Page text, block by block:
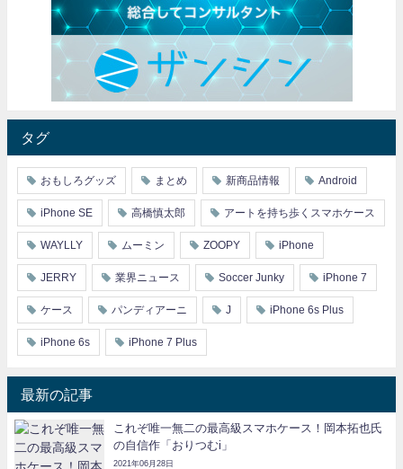
タグ
おもしろグッズ まとめ 新商品情報 Android
iPhone SE 高橋慎太郎 アートを持ち歩くスマホケース
WAYLLY ムーミン ZOOPY iPhone
JERRY 業界ニュース Soccer Junky iPhone 7
ケース パンディアーニ J iPhone 6s Plus
iPhone 6s iPhone 7 Plus
最新の記事
これぞ唯一無二の最高級スマホケース！岡本拓也氏
の自信作「おりつむi」
2021年06月28日